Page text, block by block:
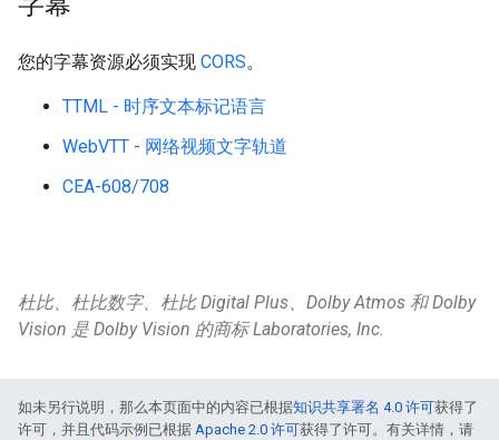
您的字幕资源必须实现 CORS。
TTML - 时序文本标记语言
WebVTT - 网络视频文字轨道
CEA-608/708
杜比、杜比数字、杜比 Digital Plus、Dolby Atmos 和 Dolby
Vision 是 Dolby Vision 的商标 Laboratories, Inc.
如未另行说明，那么本页面中的内容已根据知识共享署名 4.0 许可获得了
许可，并且代码示例已根据 Apache 2.0 许可获得了许可。有关详情，请